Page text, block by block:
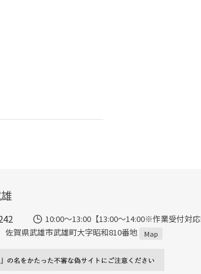
10:00～13:00【13:00～14:00※作業受付対
賀県武雄市武雄町大字昭和810番地
Map